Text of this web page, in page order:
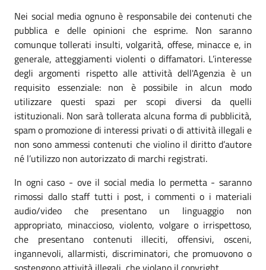
Nei social media ognuno è responsabile dei contenuti che
pubblica e delle opinioni che esprime. Non saranno
comunque tollerati insulti, volgarità, offese, minacce e, in
generale, atteggiamenti violenti o diffamatori. L’interesse
degli argomenti rispetto alle attività dell'Agenzia è un
requisito essenziale: non è possibile in alcun modo
utilizzare questi spazi per scopi diversi da quelli
istituzionali. Non sarà tollerata alcuna forma di pubblicità,
spam o promozione di interessi privati o di attività illegali e
non sono ammessi contenuti che violino il diritto d’autore
né l’utilizzo non autorizzato di marchi registrati.
In ogni caso - ove il social media lo permetta - saranno
rimossi dallo staff tutti i post, i commenti o i materiali
audio/video che presentano un linguaggio non
appropriato, minaccioso, violento, volgare o irrispettoso,
che presentano contenuti illeciti, offensivi, osceni,
ingannevoli, allarmisti, discriminatori, che promuovono o